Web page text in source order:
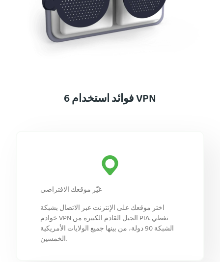
6 فوائد استخدام VPN
غيّر موقعك الافتراضي
اختر موقعك على الإنترنت عبر الاتصال بشبكة
خوادم VPN الجيل القادم الكبيرة من PIA. تغطي
الشبكة 90 دولة، من بينها جميع الولايات الأمريكية
الخمسين.